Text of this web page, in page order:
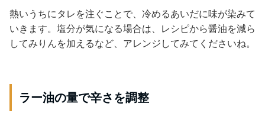
熱いうちにタレを注ぐことで、冷めるあいだに味が染みて
いきます。塩分が気になる場合は、レシピから醤油を減ら
してみりんを加えるなど、アレンジしてみてくださいね。
ラー油の量で辛さを調整